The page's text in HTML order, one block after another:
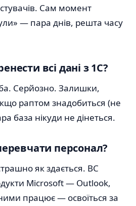
Сам момент
— пара днів, решта часу
всі дані з 1С?
Серйозно. Залишки,
раптом знадобиться (не
база нікуди не дінеться.
персонал?
як здається. BC
Microsoft — Outlook,
працює — освоїться за